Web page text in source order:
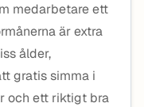
medarbetare ett
är extra
ålder,
gratis simma i
och ett riktigt bra